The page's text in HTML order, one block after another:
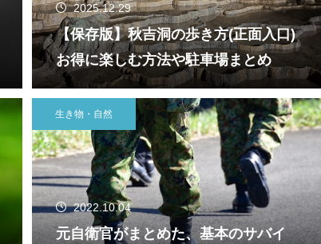
2025.12.29
【保存版】秋吉洞の歩き方(正面入口)
お得に楽しむ方法や駐車場まとめ
生き物・自然
2022.10.04
元自衛官がまとめた、基本のサバイ